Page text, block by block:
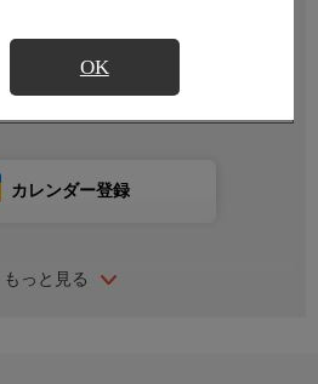
OK
オプションチャンネル(有料)のご契約が
ご利用料金はこちら
もっと見る
カレンダー登録